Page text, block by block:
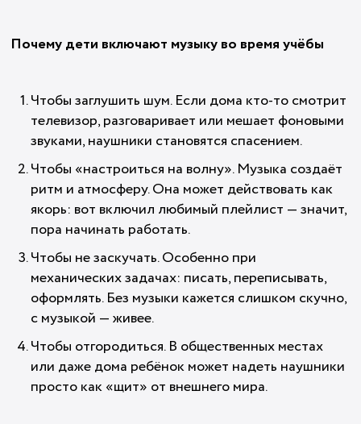
Почему дети включают музыку во время учёбы
Чтобы заглушить шум. Если дома кто-то смотрит
телевизор, разговаривает или мешает фоновыми
звуками, наушники становятся спасением.
Чтобы «настроиться на волну». Музыка создаёт
ритм и атмосферу. Она может действовать как
якорь: вот включил любимый плейлист — значит,
пора начинать работать.
Чтобы не заскучать. Особенно при
механических задачах: писать, переписывать,
оформлять. Без музыки кажется слишком скучно,
с музыкой — живее.
Чтобы отгородиться. В общественных местах
или даже дома ребёнок может надеть наушники
просто как «щит» от внешнего мира.